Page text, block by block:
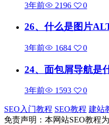
3年前 2196 0
26、什么是图片
3年前 1684 0
24、面包屑导航是
3年前 1593 0
SEO入门教程 SEO教程 建站
免责声明：本网站SEO教程